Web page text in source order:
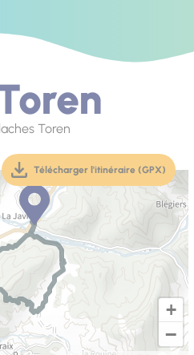
Toren
+
−
Télécharger l'itinéraire (GPX)
(téléchargement,